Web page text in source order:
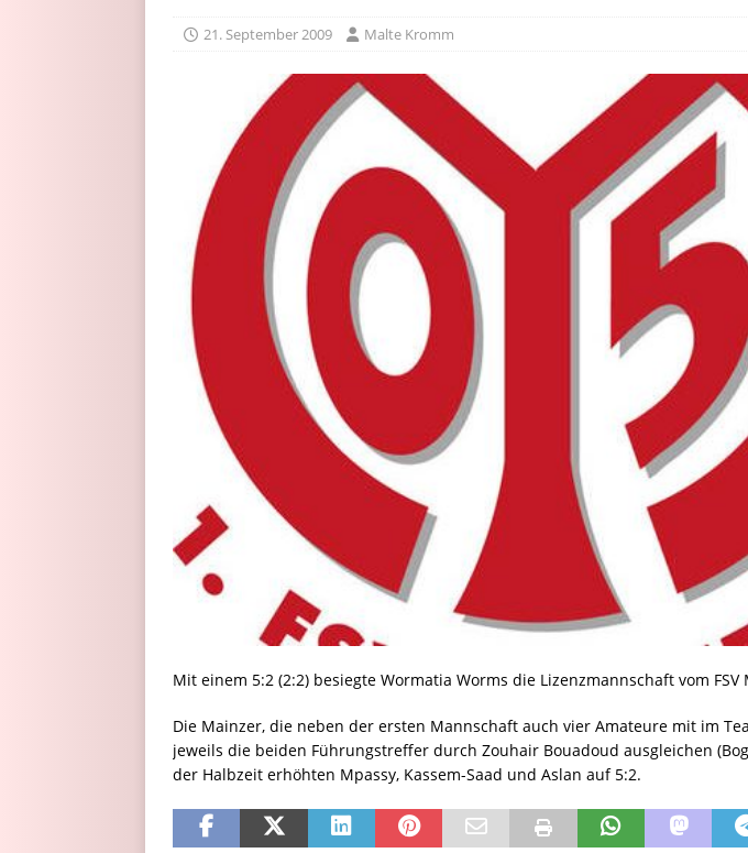
21. September 2009 Malte Kromm
Mit einem 5:2 (2:2) besiegte Wormatia Worms die Lizenzmannschaft vom FSV
Die Mainzer, die neben der ersten Mannschaft auch vier Amateure mit im
jeweils die beiden Führungstreffer durch Zouhair Bouadoud ausgleichen
der Halbzeit erhöhten Mpassy, Kassem-Saad und Aslan auf 5:2.